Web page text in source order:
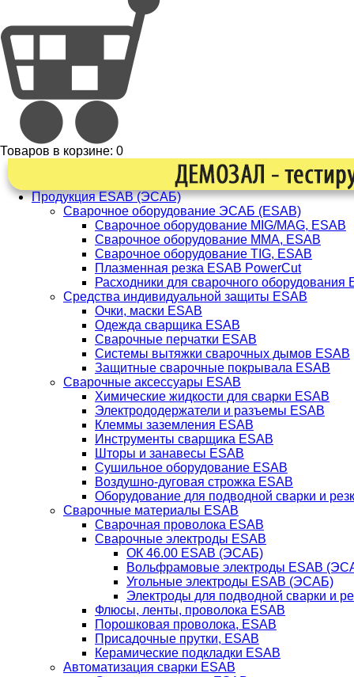
Товаров в корзине: 0
Продукция ESAB (ЭСАБ)
Сварочное оборудование ЭСАБ (ESAB)
Сварочное оборудование MIG/MAG, ESAB
Сварочное оборудование ММА, ESAB
Сварочное оборудование TIG, ESAB
Плазменная резка ESAB PowerCut
Расходники для сварочного оборудования
Средства индивидуальной защиты ESAB
Очки, маски ESAB
Одежда сварщика ESAB
Сварочные перчатки ESAB
Системы вытяжки сварочных дымов ESAB
Защитные сварочные покрывала ESAB
Сварочные аксессуары ESAB
Химические жидкости для сварки ESAB
Электрододержатели и разъемы ESAB
Клеммы заземления ESAB
Инструменты сварщика ESAB
Шторы и занавесы ESAB
Сушильное оборудование ESAB
Воздушно-дуговая строжка ESAB
Оборудование для подводной сварки и
Сварочные материалы ESAB
Сварочная проволока ESAB
Сварочные электроды ESAB
ОК 46.00 ESAB (ЭСАБ)
Вольфрамовые электроды ESAB
Угольные электроды ESAB (ЭСАБ)
Электроды для подводной сварки и
Флюсы, ленты, проволока ESAB
Порошковая проволока, ESAB
Присадочные прутки, ESAB
Керамические подкладки ESAB
Автоматизация сварки ESAB